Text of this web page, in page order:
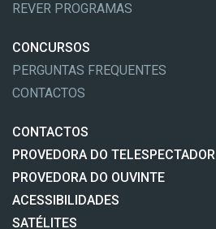
REVER PROGRAMAS
CONCURSOS
PERGUNTAS FREQUENTES
CONTACTOS
CONTACTOS
PROVEDORA DO TELESPECTADOR
PROVEDORA DO OUVINTE
ACESSIBILIDADES
SATÉLITES